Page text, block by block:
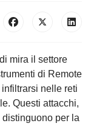
mira il settore
di Remote
nelle reti
Questi attacchi,
per la